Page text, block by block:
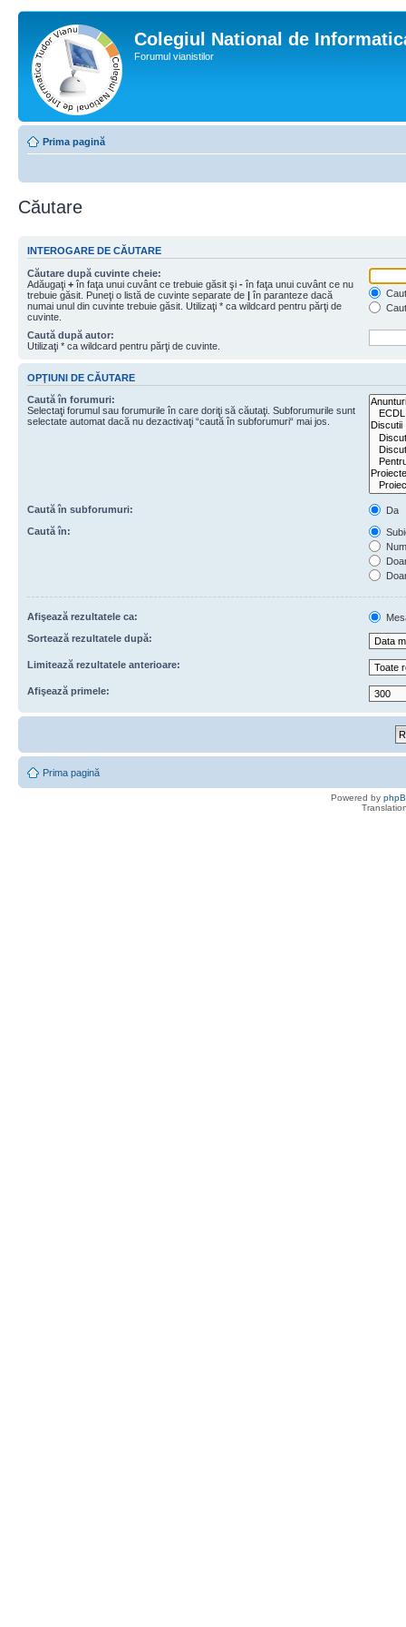
Colegiul National de
Forumul vianistilor
Prima pagină
Căutare
INTEROGARE DE CĂUTARE
Căutare după cuvinte cheie:
Adăugaţi + în faţa unui cuvânt ce trebuie găsit şi - în faţa unui cuvânt ce nu
trebuie găsit. Puneţi o listă de cuvinte separate de | în paranteze dacă
numai unul din cuvinte trebuie găsit. Utilizaţi * ca wildcard pentru părţi de
cuvinte.
Caută după autor:
Utilizaţi * ca wildcard pentru părţi de cuvinte.
OPŢIUNI DE CĂUTARE
Caută în forumuri:
Selectaţi forumul sau forumurile în care doriţi să căutaţi. Subforumurile sunt
selectate automat dacă nu dezactivaţi “caută în subforumuri“ mai jos.
Caută în subforumuri:
Da
Caută în:
Afişează rezultatele ca:
Sortează rezultatele după:
Limitează rezultatele anterioare:
Afişează primele:
Prima pagină
Powered by